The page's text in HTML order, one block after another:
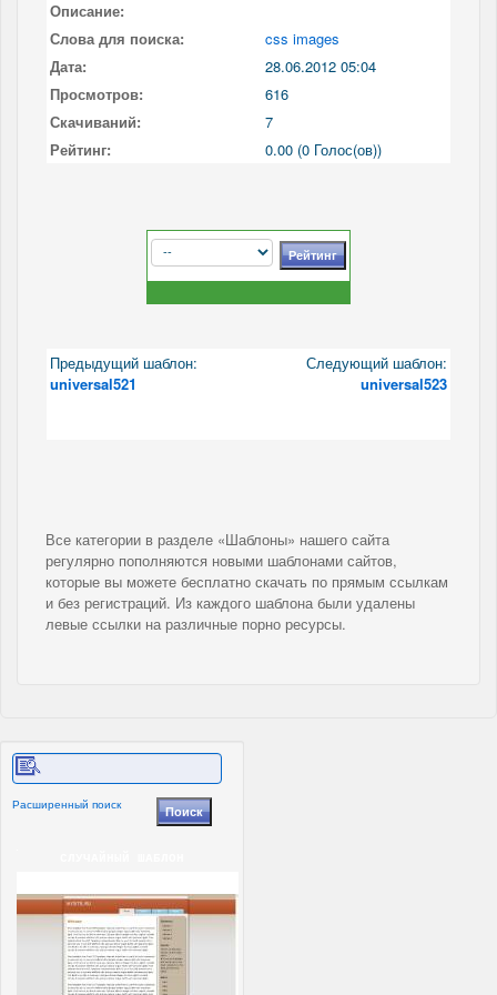
Описание:
Слова для поиска:
css images
Дата:
28.06.2012 05:04
Просмотров:
616
Скачиваний:
7
Рейтинг:
0.00 (0 Голос(ов))
Предыдущий шаблон:
universal521
Следующий шаблон:
universal523
Все категории в разделе «Шаблоны» нашего сайта
регулярно пополняются новыми шаблонами сайтов,
которые вы можете бесплатно скачать по прямым ссылкам
и без регистраций. Из каждого шаблона были удалены
левые ссылки на различные порно ресурсы.
Расширенный поиск